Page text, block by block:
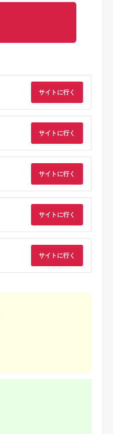
出典：楽天ふるさと納
税
出典：さとふ
兵庫県 神戸市
サイトに行く
サイトに行く
サイトに行く
サイトに行く
サイトに行く